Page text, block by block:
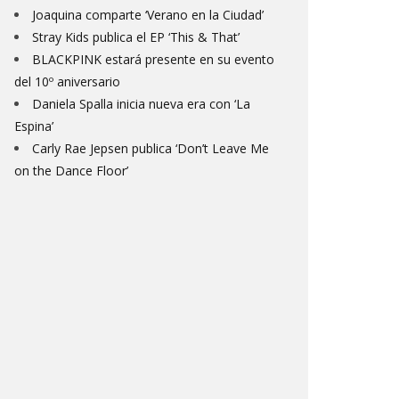
Joaquina comparte ‘Verano en la Ciudad’
Stray Kids publica el EP ‘This & That’
BLACKPINK estará presente en su evento
del 10º aniversario
Daniela Spalla inicia nueva era con ‘La
Espina’
Carly Rae Jepsen publica ‘Don’t Leave Me
on the Dance Floor’